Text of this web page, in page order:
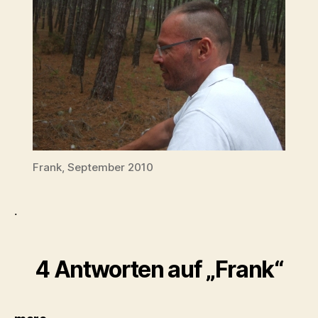
Frank, September 2010
.
4 Antworten auf „Frank“